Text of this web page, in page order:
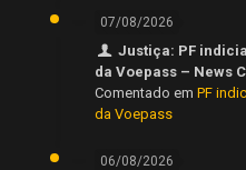
07/08/2026
Justiça: PF
da Voepass – News
Comentado em PF
da Voepass
06/08/2026